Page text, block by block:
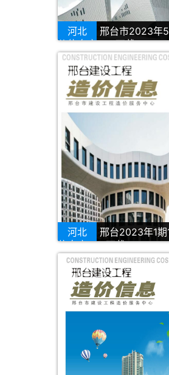
河北
邢台市2023年
价信息库PDF下载
河北
邢台2023年1
信息库PDF下载